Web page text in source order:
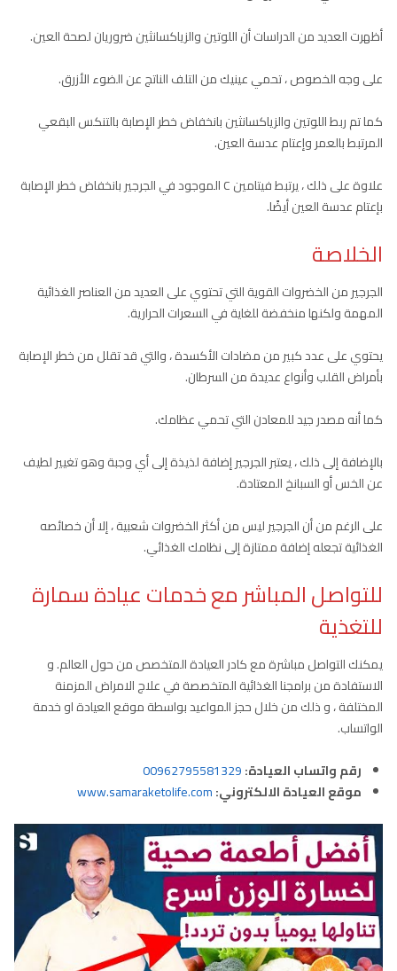
أظهرت العديد من الدراسات أن اللوتين والزياكسانثين ضروريان لصحة العين.
على وجه الخصوص ، تحمي عينيك من التلف الناتج عن الضوء الأزرق.
كما تم ربط اللوتين والزياكسانثين بانخفاض خطر الإصابة بالتنكس البقعي
المرتبط بالعمر وإعتام عدسة العين.
علاوة على ذلك ، يرتبط فيتامين C الموجود في الجرجير بانخفاض خطر الإصابة
بإعتام عدسة العين أيضًا.
الخلاصة
الجرجير من الخضروات القوية التي تحتوي على العديد من العناصر الغذائية
المهمة ولكنها منخفضة للغاية في السعرات الحرارية.
يحتوي على عدد كبير من مضادات الأكسدة ، والتي قد تقلل من خطر الإصابة
بأمراض القلب وأنواع عديدة من السرطان.
كما أنه مصدر جيد للمعادن التي تحمي عظامك.
بالإضافة إلى ذلك ، يعتبر الجرجير إضافة لذيذة إلى أي وجبة وهو تغيير لطيف
عن الخس أو السبانخ المعتادة.
على الرغم من أن الجرجير ليس من أكثر الخضروات شعبية ، إلا أن خصائصه
الغذائية تجعله إضافة ممتازة إلى نظامك الغذائي.
للتواصل المباشر مع خدمات عيادة سمارة
للتغذية
يمكنك التواصل مباشرة مع كادر العيادة المتخصص من حول العالم. و
الاستفادة من برامجنا الغذائية المتخصصة في علاج الامراض المزمنة
المختلفة ، و ذلك من خلال حجز المواعيد بواسطة موقع العيادة او خدمة
الواتساب.
رقم واتساب العيادة:00962795581329
موقع العيادة الالكتروني:www.samaraketolife.com